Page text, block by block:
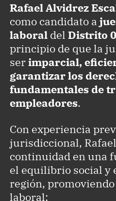
Rafael Alvidrez
como candidato a
laboral del Distrito
principio de que la
serimparcial,
garantizar los
fundamentales de
empleadores.
Con experiencia
jurisdiccional,
continuidad en una
el equilibrio social y
región,
laboral: